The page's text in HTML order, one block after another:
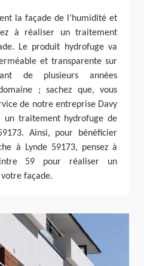
la façade de l’humidité et
à réaliser un traitement
Le produit hydrofuge va
et transparente sur
de plusieurs années
; sachez que, vous
de notre entreprise Davy
un traitement hydrofuge de
Ainsi, pour bénéficier
à Lynde 59173, pensez à
59 pour réaliser un
façade.